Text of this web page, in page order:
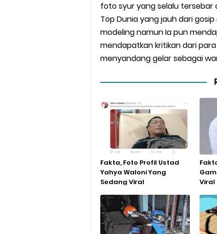
foto syur yang selalu tersebar
Top Dunia yang jauh dari
modeling namun Ia pun
mendapatkan kritikan dari
menyandang gelar sebagai
Fakta, Foto Profil Ustad
Yahya Waloni Yang
Sedang Viral
Viral